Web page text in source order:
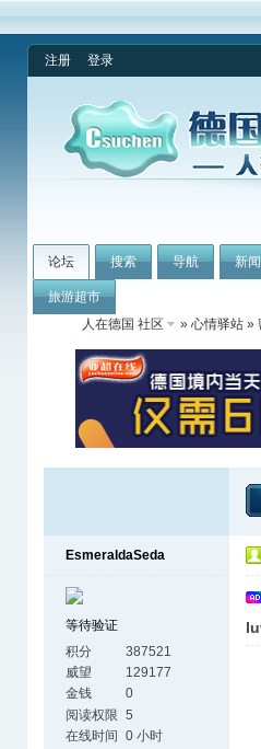
注册 登录
论坛 搜索 导航 新闻
旅游超市
人在德国 社区
» 心情驿站 »
EsmeraldaSeda
等待验证
积分
387521
威望
129177
金钱
0
阅读权限 5
在线时间 0 小时